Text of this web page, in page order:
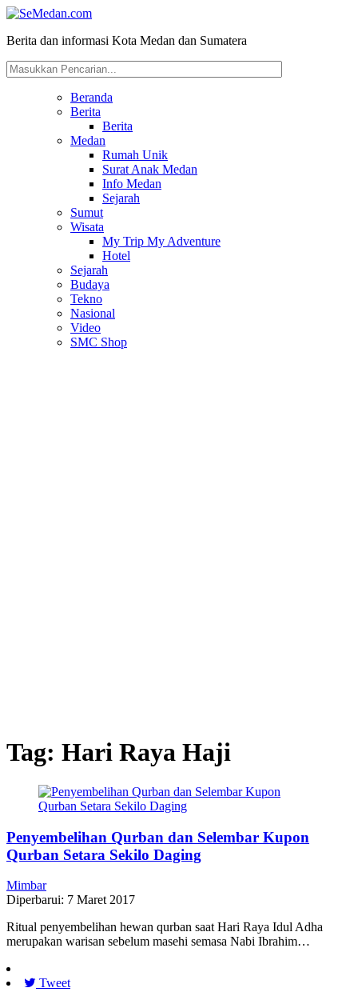
Berita dan informasi Kota Medan dan Sumatera
Beranda
Berita
Berita
Medan
Rumah Unik
Surat Anak Medan
Info Medan
Sejarah
Sumut
Wisata
My Trip My Adventure
Hotel
Sejarah
Budaya
Tekno
Nasional
Video
SMC Shop
Tag: Hari Raya Haji
Penyembelihan Qurban dan Selembar Kupon
Qurban Setara Sekilo Daging
Mimbar
Diperbarui: 7 Maret 2017
Ritual penyembelihan hewan qurban saat Hari Raya Idul Adha
merupakan warisan sebelum masehi semasa Nabi Ibrahim…
Tweet